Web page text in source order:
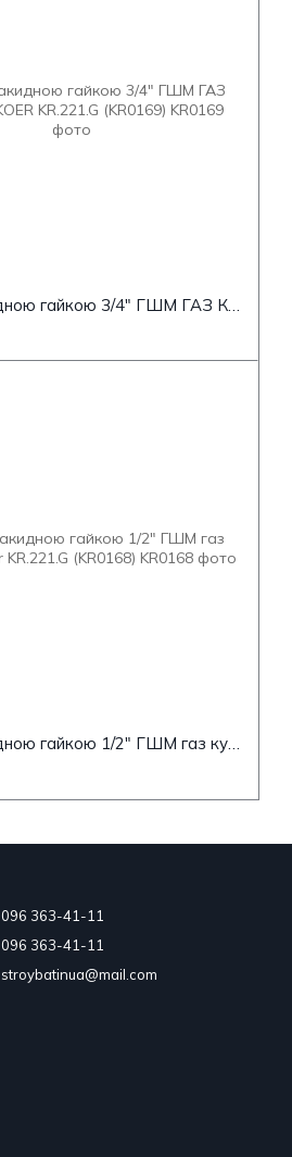
Кран з накидною гайкою 3/4" ГШМ ГАЗ КУТОВИЙ KOER KR.221.G (KR0169)
Кран з накидною гайкою 1/2" ГШМ газ кутовий Koer KR.221.G (KR0168)
096 363-41-11
096 363-41-11
stroybatinua@mail.com